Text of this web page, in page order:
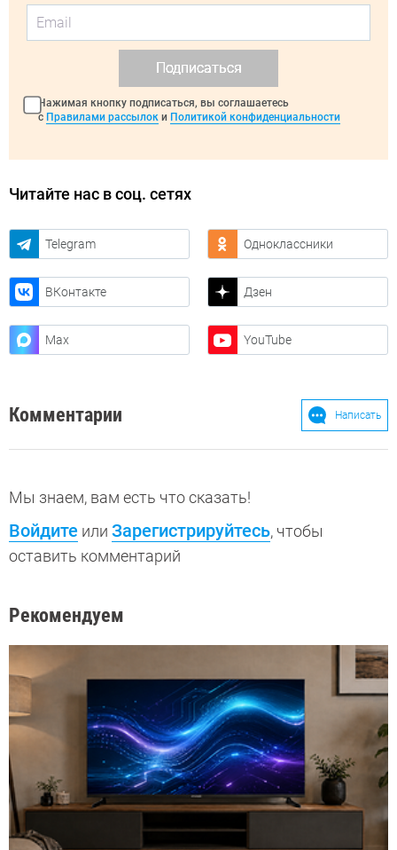
Подписаться
Нажимая кнопку подписаться, вы соглашаетесь
с Правилами рассылок и Политикой конфиденциальности
Читайте нас в соц. сетях
Telegram Одноклассники
ВКонтакте Дзен
Max YouTube
Комментарии Написать
Мы знаем, вам есть что сказать!
Войдите или Зарегистрируйтесь, чтобы
оставить комментарий
Рекомендуем